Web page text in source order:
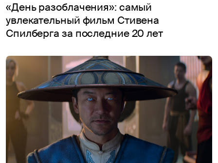
«День разоблачения»: самый
увлекательный фильм Стивена
Спилберга за последние 20 лет